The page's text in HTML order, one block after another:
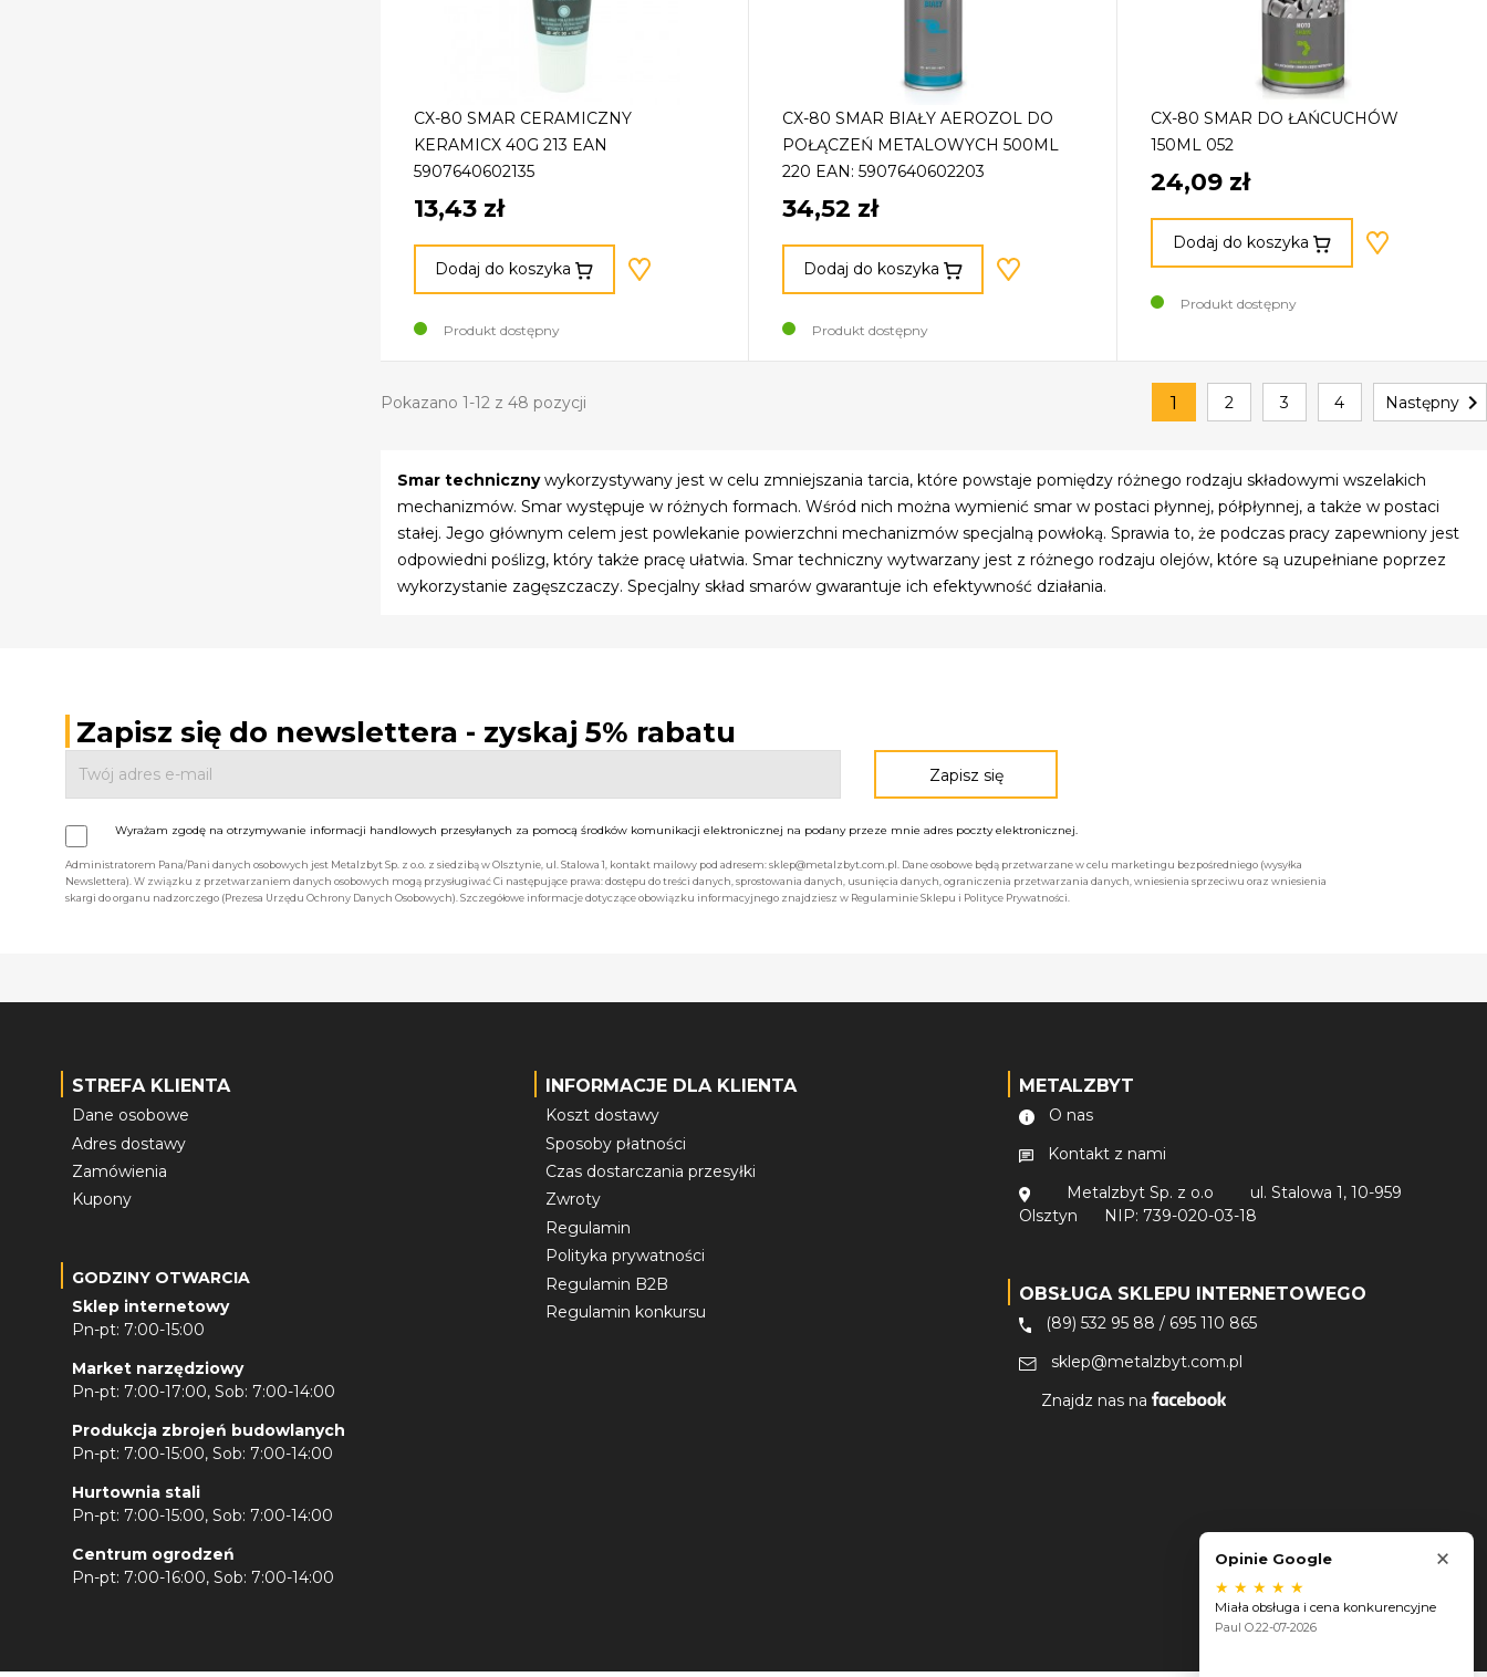
CX-80 SMAR CERAMICZNY
KERAMICX 40G 213 EAN
5907640602135
13,43 zł
Dodaj do koszyka
Produkt dostępny
CX-80 SMAR BIAŁY AEROZOL DO
POŁĄCZEŃ METALOWYCH 500ML
220 EAN: 5907640602203
34,52 zł
Dodaj do koszyka
Produkt dostępny
CX-80 SMAR DO ŁAŃCUCHÓW
150ML 052
24,09 zł
Dodaj do koszyka
Produkt dostępny
Pokazano 1-12 z 48 pozycji 1 2 3 4 Następny
Smar technicznywykorzystywany jest w celu zmniejszania tarcia, które powstaje pomiędzy różnego rodzaju składowymi wszelakich
mechanizmów. Smar występuje w różnych formach. Wśród nich można wymienić smar w postaci płynnej, półpłynnej, a także w postaci
stałej. Jego głównym celem jest powlekanie powierzchni mechanizmów specjalną powłoką. Sprawia to, że podczas pracy zapewniony jest
odpowiedni poślizg, który także pracę ułatwia. Smar techniczny wytwarzany jest z różnego rodzaju olejów, które są uzupełniane poprzez
wykorzystanie zagęszczaczy. Specjalny skład smarów gwarantuje ich efektywność działania.
Zapisz się do newslettera - zyskaj 5% rabatu
Wyrażam zgodę na otrzymywanie informacji handlowych przesyłanych za pomocą środków komunikacji elektronicznej na podany przeze mnie adres poczty elektronicznej.
Administratorem Pana/Pani danych osobowych jest Metalzbyt Sp. z o.o. z siedzibą w Olsztynie, ul. Stalowa 1, kontakt mailowy pod adresem: sklep@metalzbyt.com.pl. Dane osobowe będą przetwarzane w celu marketingu bezpośredniego (wysyłka
Newslettera). W związku z przetwarzaniem danych osobowych mogą przysługiwać Ci następujące prawa: dostępu do treści danych, sprostowania danych, usunięcia danych, ograniczenia przetwarzania danych, wniesienia sprzeciwu oraz wniesienia
skargi do organu nadzorczego (Prezesa Urzędu Ochrony Danych Osobowych). Szczegółowe informacje dotyczące obowiązku informacyjnego znajdziesz w Regulaminie Sklepu i Polityce Prywatności.
STREFA KLIENTA
Dane osobowe
Adres dostawy
Zamówienia
Kupony
GODZINY OTWARCIA
Sklep internetowy
Pn-pt: 7:00-15:00
Market narzędziowy
Pn-pt: 7:00-17:00, Sob: 7:00-14:00
Produkcja zbrojeń budowlanych
Pn-pt: 7:00-15:00, Sob: 7:00-14:00
Hurtownia stali
Pn-pt: 7:00-15:00, Sob: 7:00-14:00
Centrum ogrodzeń
Pn-pt: 7:00-16:00, Sob: 7:00-14:00
INFORMACJE DLA KLIENTA
Koszt dostawy
Sposoby płatności
Czas dostarczania przesyłki
Zwroty
Regulamin
Polityka prywatności
Regulamin B2B
Regulamin konkursu
METALZBYT
O nas
Kontakt z nami
Metalzbyt Sp. z o.o
ul. Stalowa 1, 10-959
Olsztyn
NIP: 739-020-03-18
OBSŁUGA SKLEPU INTERNETOWEGO
(89) 532 95 88 / 695 110 865
sklep@metalzbyt.com.pl
Znajdz nas na
Opinie Google ×
★ ★ ★ ★ ★
Miała obsługa i cena konkurencyjne
Paul O.22-07-2026